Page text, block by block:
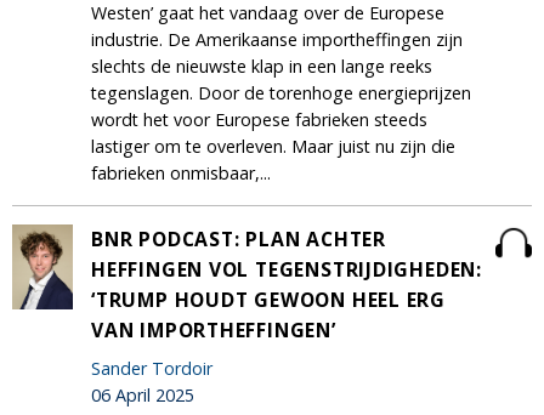
Westen’ gaat het vandaag over de Europese
industrie. De Amerikaanse importheffingen zijn
slechts de nieuwste klap in een lange reeks
tegenslagen. Door de torenhoge energieprijzen
wordt het voor Europese fabrieken steeds
lastiger om te overleven. Maar juist nu zijn die
fabrieken onmisbaar,...
BNR PODCAST: PLAN ACHTER
HEFFINGEN VOL TEGENSTRIJDIGHEDEN:
‘TRUMP HOUDT GEWOON HEEL ERG
VAN IMPORTHEFFINGEN’
Sander Tordoir
06 April 2025